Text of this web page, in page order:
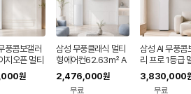
풍콤보갤러
지오픈 멀티
AF80F17D
본설치포
원
삼성 무풍클래식 멀티
형에어컨62.63㎡ A
F70F19D11LRS 프
리미엄블루 기본설치
2,476,000원
무료
삼성 AI 무풍콤
리 프로 1등급
에어컨
8ERS 기본설
3,830,000
무료